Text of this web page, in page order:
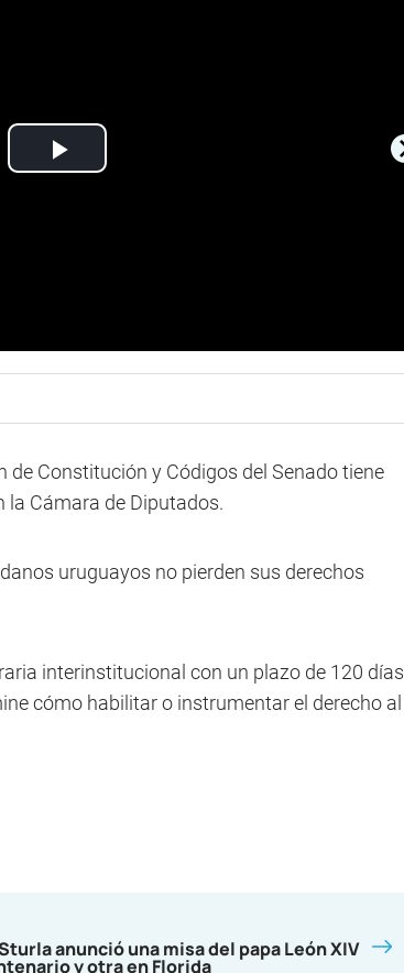
Play
de Constitución y Códigos del Senado tiene
la Cámara de Diputados.
uruguayos no pierden sus derechos
interinstitucional con un plazo de 120 días
cómo habilitar o instrumentar el derecho al
anunció una misa del papa León XIV
y otra en Florida